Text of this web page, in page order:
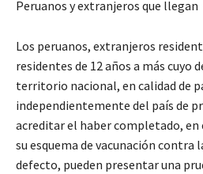
Peruanos y extranjeros que llegan
Los peruanos, extranjeros
residentes de 12 años a más cuyo
territorio nacional, en calidad de
independientemente del país de
acreditar el haber completado,
su esquema de vacunación contra
defecto, pueden presentar una